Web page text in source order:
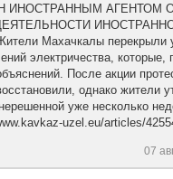
ИНОСТРАННЫМ АГЕНТОМ
Махачкалы перекрыли
электричества, которые,
После акции
однако жители
уже несколько
uzel.eu/articles/
07